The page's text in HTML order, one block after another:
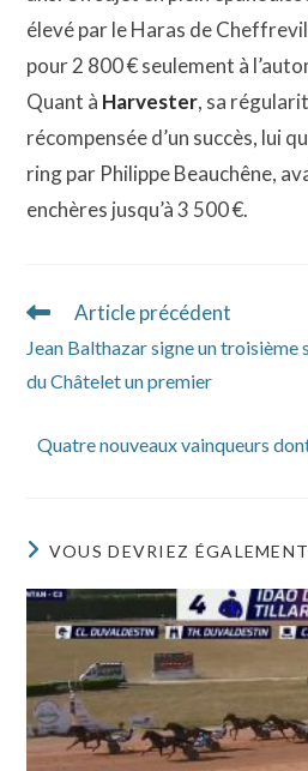
élevé par le Haras de
pour 2 800 € seulement à
Quant à Harvester, sa
récompensée d’un succès, lui
ring par Philippe Beauchêne,
enchères jusqu’à 3 500 €.
Read
articles
Article précédent
Jean Balthazar signe un
du Châtelet un premier
Quatre nouveaux vainqueurs
VOUS DEVRIEZ